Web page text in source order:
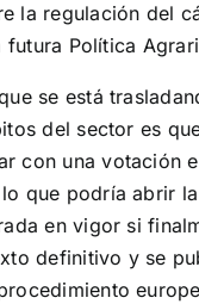
la regulación del
futura Política
se está
del sector es
con una votación
que podría abrir
en vigor si
definitivo y se